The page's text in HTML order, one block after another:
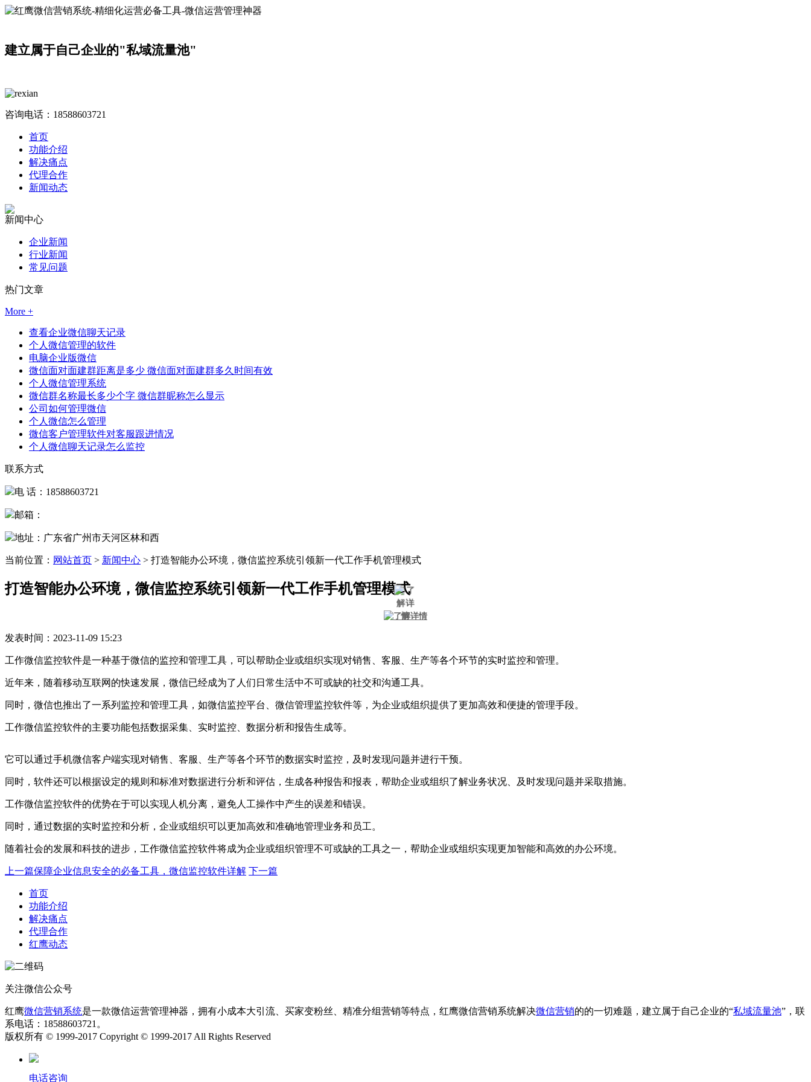
建立属于自己企业的"私域流量池"
咨询电话： 18588603721
首页
功能介绍
解决痛点
代理合作
新闻动态
新闻中心
企业新闻
行业新闻
常见问题
热门文章
More +
查看企业微信聊天记录
个人微信管理的软件
电脑企业版微信
微信面对面建群距离是多少 微信面对面建群多久时间有效
个人微信管理系统
微信群名称最长多少个字 微信群昵称怎么显示
公司如何管理微信
个人微信怎么管理
微信客户管理软件对客服跟进情况
个人微信聊天记录怎么监控
联系方式
电 话：18588603721
邮箱：
地址：广东省广州市天河区林和西
当前位置： 网站首页 > 新闻中心 > 打造智能办公环境，微信监控系统引领新一代工作手机管理模式
打造智能办公环境，微信监控系统引领新一代工作手机管理模式
发表时间：2023-11-09 15:23
工作微信监控软件是一种基于微信的监控和管理工具，可以帮助企业或组织实现对销售、客服、生产等各个环节的实时监控和管理。
近年来，随着移动互联网的快速发展，微信已经成为了人们日常生活中不可或缺的社交和沟通工具。
同时，微信也推出了一系列监控和管理工具，如微信监控平台、微信管理监控软件等，为企业或组织提供了更加高效和便捷的管理手段。
工作微信监控软件的主要功能包括数据采集、实时监控、数据分析和报告生成等。
它可以通过手机微信客户端实现对销售、客服、生产等各个环节的数据实时监控，及时发现问题并进行干预。
同时，软件还可以根据设定的规则和标准对数据进行分析和评估，生成各种报告和报表，帮助企业或组织了解业务状况、及时发现问题并采取措施。
工作微信监控软件的优势在于可以实现人机分离，避免人工操作中产生的误差和错误。
同时，通过数据的实时监控和分析，企业或组织可以更加高效和准确地管理业务和员工。
随着社会的发展和科技的进步，工作微信监控软件将成为企业或组织管理不可或缺的工具之一，帮助企业或组织实现更加智能和高效的办公环境。
上一篇保障企业信息安全的必备工具，微信监控软件详解 下一篇
首页
功能介绍
解决痛点
代理合作
红鹰动态
关注微信公众号
红鹰微信营销系统是一款微信运营管理神器，拥有小成本大引流、买家变粉丝、精准分组营销等特点，红鹰微信营销系统解决微信营销的的一切难题，建立属于自己企业的“私域流量池”，联
系电话：18588603721。
版权所有 © 1999-2017 Copyright © 1999-2017 All Rights Reserved
电话咨询